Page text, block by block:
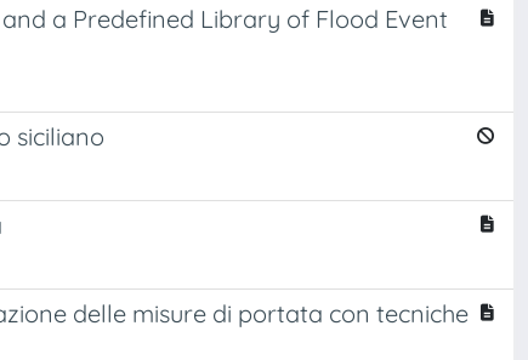
a Predefined Library of Flood Event
siciliano
delle misure di portata con tecniche